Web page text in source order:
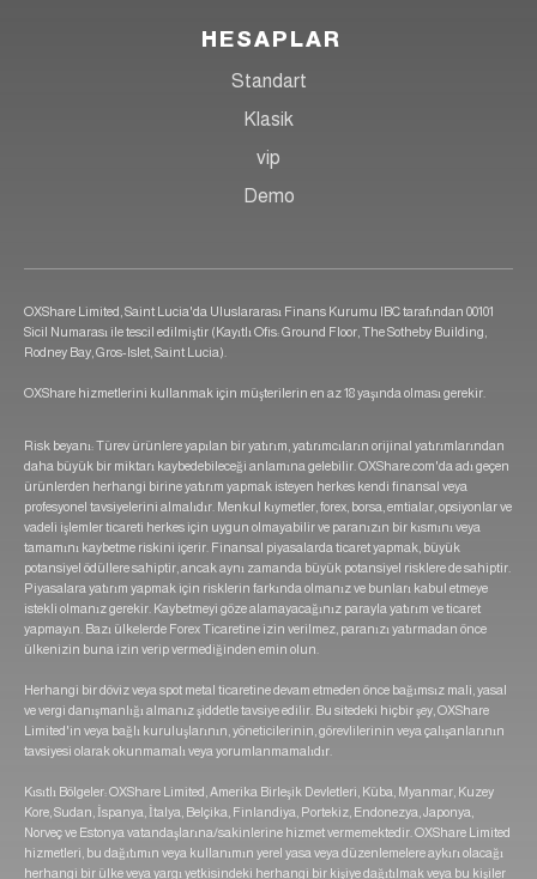
HESAPLAR
Standart
Klasik
vip
Demo
OXShare Limited, Saint Lucia'da Uluslararası Finans Kurumu IBC tarafından 00101
Sicil Numarası ile tescil edilmiştir (Kayıtlı Ofis: Ground Floor, The Sotheby Building,
Rodney Bay, Gros-Islet, Saint Lucia).
OXShare hizmetlerini kullanmak için müşterilerin en az 18 yaşında olması gerekir.
Risk beyanı: Türev ürünlere yapılan bir yatırım, yatırımcıların orijinal yatırımlarından
daha büyük bir miktarı kaybedebileceği anlamına gelebilir. OXShare.com'da adı geçen
ürünlerden herhangi birine yatırım yapmak isteyen herkes kendi finansal veya
profesyonel tavsiyelerini almalıdır. Menkul kıymetler, forex, borsa, emtialar, opsiyonlar ve
vadeli işlemler ticareti herkes için uygun olmayabilir ve paranızın bir kısmını veya
tamamını kaybetme riskini içerir. Finansal piyasalarda ticaret yapmak, büyük
potansiyel ödüllere sahiptir, ancak aynı zamanda büyük potansiyel risklere de sahiptir.
Piyasalara yatırım yapmak için risklerin farkında olmanız ve bunları kabul etmeye
istekli olmanız gerekir. Kaybetmeyi göze alamayacağınız parayla yatırım ve ticaret
yapmayın. Bazı ülkelerde Forex Ticaretine izin verilmez, paranızı yatırmadan önce
ülkenizin buna izin verip vermediğinden emin olun.
Herhangi bir döviz veya spot metal ticaretine devam etmeden önce bağımsız mali, yasal
ve vergi danışmanlığı almanız şiddetle tavsiye edilir. Bu sitedeki hiçbir şey, OXShare
Limited'in veya bağlı kuruluşlarının, yöneticilerinin, görevlilerinin veya çalışanlarının
tavsiyesi olarak okunmamalı veya yorumlanmamalıdır.
Kısıtlı Bölgeler: OXShare Limited, Amerika Birleşik Devletleri, Küba, Myanmar, Kuzey
Kore, Sudan, İspanya, İtalya, Belçika, Finlandiya, Portekiz, Endonezya, Japonya,
Norveç ve Estonya vatandaşlarına/sakinlerine hizmet vermemektedir. OXShare Limited
hizmetleri, bu dağıtımın veya kullanımın yerel yasa veya düzenlemelere aykırı olacağı
herhangi bir ülke veya yargı yetkisindeki herhangi bir kişiye dağıtılmak veya bu kişiler